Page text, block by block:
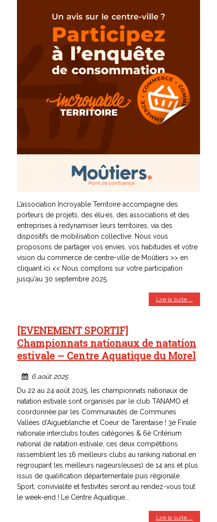
L’association Incroyable Territoire accompagne des
porteurs de projets, des élu·es, des associations et des
entreprises à redynamiser leurs territoires, via des
dispositifs de mobilisation collective. Nous vous
proposons de partager vos envies, vos habitudes et votre
vision du commerce de centre-ville de Moûtiers >> en
cliquant ici << Nous comptons sur votre participation
jusqu'au 30 septembre 2025.
Lire la suite ...
[EVENEMENT SPORTIF]
Championnats nationaux de natation
estivale – Centre Aquatique du Morel
6 août 2025
Du 22 au 24 août 2025, les championnats nationaux de
natation estivale sont organisés par le club TANAMO et
coordonnée par les Communautés de Communes
Vallées d'Aigueblanche et Coeur de Tarentaise ! 3è Finale
nationale interclubs toutes catégories & 6è Critérium
national de natation estivale, ces deux compétitions
rassemblent les 16 meilleurs clubs au ranking national en
regroupant les meilleurs nageurs(euses) de 14 ans et plus
issus de qualification départementale puis régionale.
Sport, convivialité et festivités seront au rendez-vous tout
le week-end ! Le Centre Aquatique...
Lire la suite ...